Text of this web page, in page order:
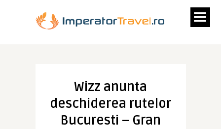
Wizz anunta
deschiderea rutelor
Bucuresti – Gran